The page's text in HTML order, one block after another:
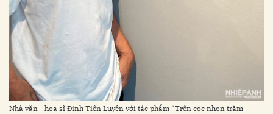
Nhà văn - họa sĩ Đinh Tiến Luyện với tác phẩm “Trên cọc nhọn trăm